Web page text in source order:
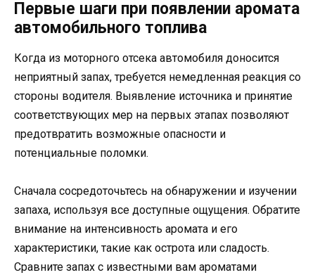
Первые шаги при появлении аромата
автомобильного топлива
Когда из моторного отсека автомобиля доносится
неприятный запах, требуется немедленная реакция со
стороны водителя. Выявление источника и принятие
соответствующих мер на первых этапах позволяют
предотвратить возможные опасности и
потенциальные поломки.
Сначала сосредоточьтесь на обнаружении и изучении
запаха, используя все доступные ощущения. Обратите
внимание на интенсивность аромата и его
характеристики, такие как острота или сладость.
Сравните запах с известными вам ароматами